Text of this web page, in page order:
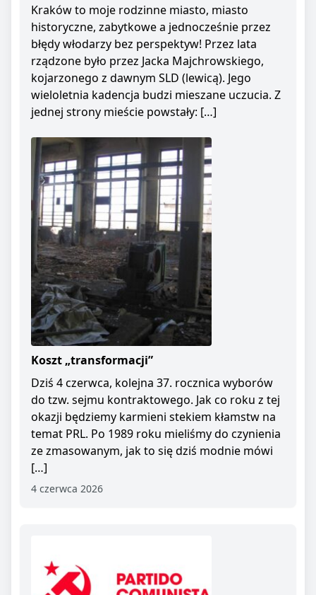
Kraków to moje rodzinne miasto, miasto
historyczne, zabytkowe a jednocześnie przez
błędy włodarzy bez perspektyw! Przez lata
rządzone było przez Jacka Majchrowskiego,
kojarzonego z dawnym SLD (lewicą). Jego
wieloletnia kadencja budzi mieszane uczucia. Z
jednej strony mieście powstały: […]
Koszt „transformacji”
Dziś 4 czerwca, kolejna 37. rocznica wyborów
do tzw. sejmu kontraktowego. Jak co roku z tej
okazji będziemy karmieni stekiem kłamstw na
temat PRL. Po 1989 roku mieliśmy do czynienia
ze zmasowanym, jak to się dziś modnie mówi
[…]
4 czerwca 2026